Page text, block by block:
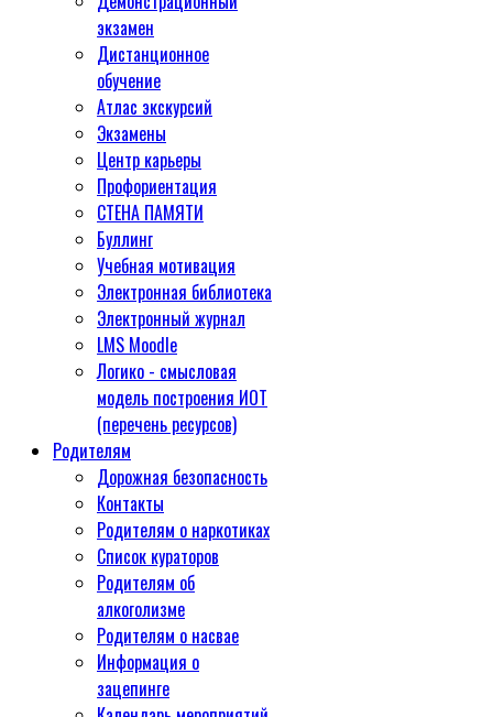
экзамен
Дистанционное
обучение
Атлас экскурсий
Экзамены
Центр карьеры
Профориентация
СТЕНА ПАМЯТИ
Буллинг
Учебная мотивация
Электронная библиотека
Электронный журнал
LMS Moodle
Логико - смысловая
модель построения ИОТ
(перечень ресурсов)
Родителям
Дорожная безопасность
Контакты
Родителям о наркотиках
Список кураторов
Родителям об
алкоголизме
Родителям о насвае
Информация о
зацепинге